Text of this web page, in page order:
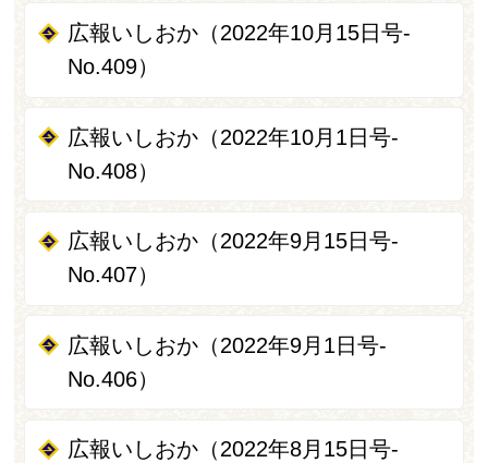
広報いしおか（2022年10月15日号-
No.409）
広報いしおか（2022年10月1日号-
No.408）
広報いしおか（2022年9月15日号-
No.407）
広報いしおか（2022年9月1日号-
No.406）
広報いしおか（2022年8月15日号-